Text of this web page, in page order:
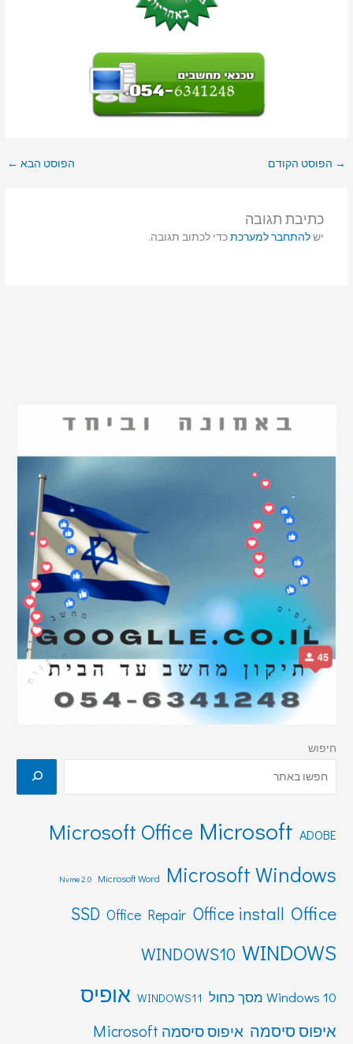
→ הפוסט הקודם הפוסט הבא ←
כתיבת תגובה
ישלהתחבר למערכתכדי לכתוב תגובה.
חיפוש
ADOBE
Microsoft
Microsoft Office
Microsoft Windows
Microsoft Word
Nvme 2.0
Office
Office install
Office Repair
SSD
WINDOWS
WINDOWS10
Windows 10 מסך כחול WINDOWS11 אופיס
איפוס סיסמה איפוס סיסמה Microsoft